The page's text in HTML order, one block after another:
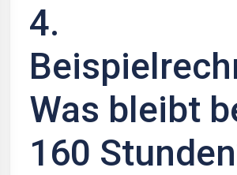
4.
Was bleibt
160